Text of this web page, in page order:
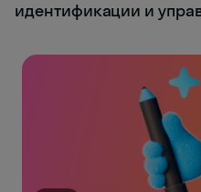
идентификации и